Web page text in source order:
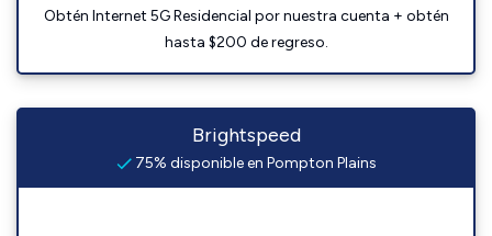
Obtén Internet 5G Residencial por nuestra cuenta + obtén
hasta $200 de regreso.
Brightspeed
75% disponible en Pompton Plains